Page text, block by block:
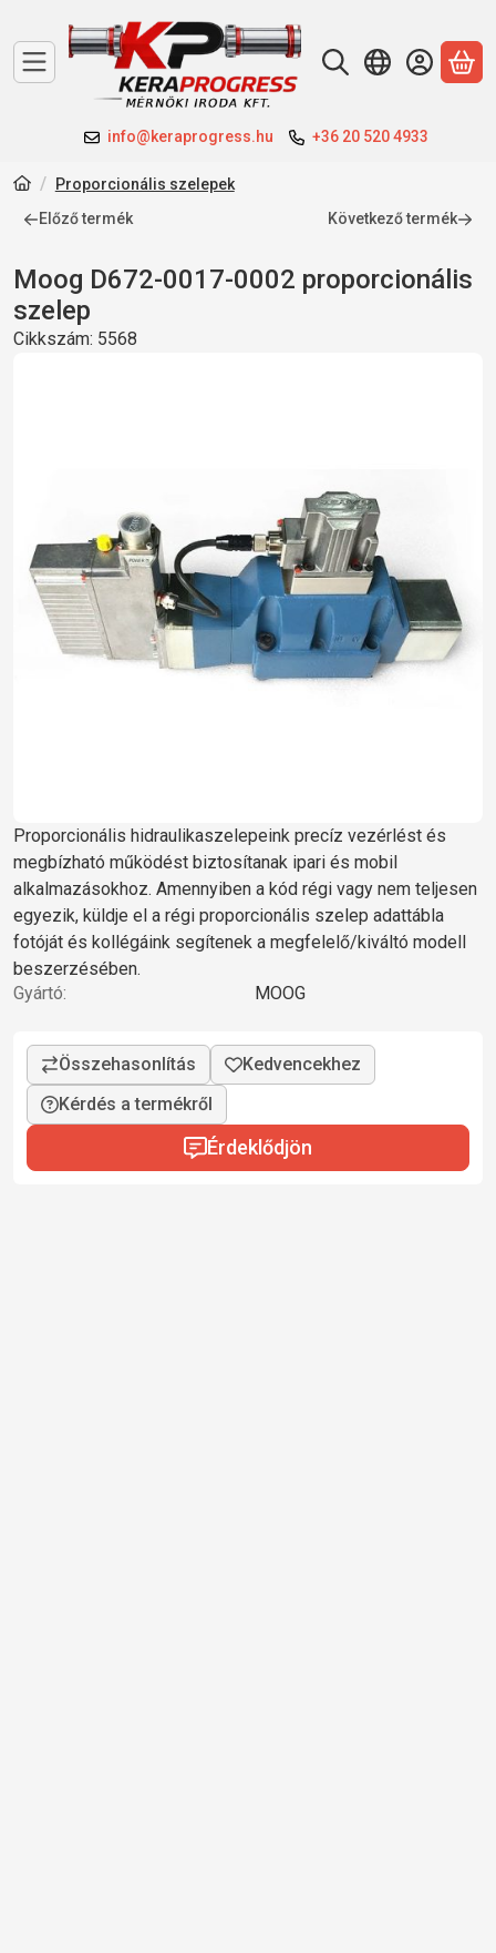
info@keraprogress.hu +36 20 520 4933
A
Proporcionális szelepek
Előző termék
Következő termék
Moog D672-0017-0002 proporcionális
szelep
Cikkszám: 5568
Proporcionális hidraulikaszelepeink precíz vezérlést és
megbízható működést biztosítanak ipari és mobil
alkalmazásokhoz. Amennyiben a kód régi vagy nem teljesen
egyezik, küldje el a régi proporcionális szelep adattábla
fotóját és kollégáink segítenek a megfelelő/kiváltó modell
beszerzésében.
Gyártó:
MOOG
Kérdés a termékről
Érdeklődjön